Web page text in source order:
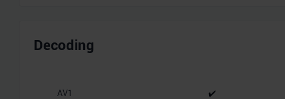
Decoding
AV1 ✔️